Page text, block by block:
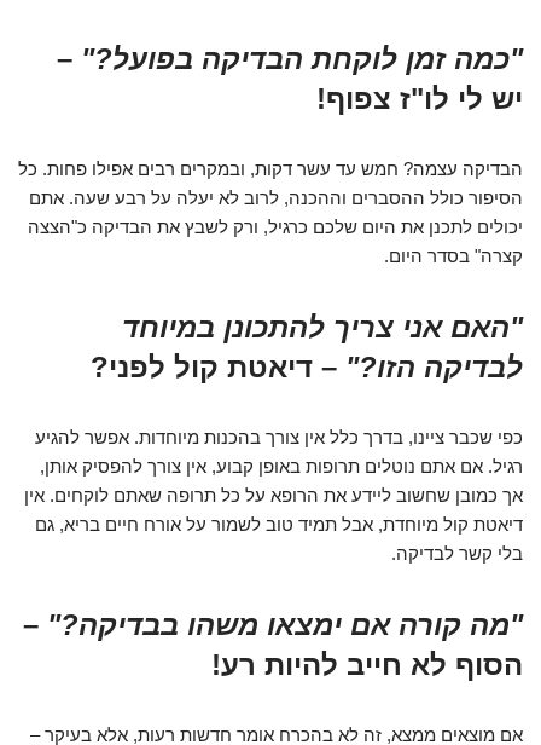
"כמה זמן לוקחת הבדיקה בפועל?" –
יש לי לו"ז צפוף!
הבדיקה עצמה? חמש עד עשר דקות, ובמקרים רבים אפילו פחות. כל
הסיפור כולל ההסברים וההכנה, לרוב לא יעלה על רבע שעה. אתם
יכולים לתכנן את היום שלכם כרגיל, ורק לשבץ את הבדיקה כ"הצצה
קצרה" בסדר היום.
"האם אני צריך להתכונן במיוחד
לבדיקה הזו?" – דיאטת קול לפני?
כפי שכבר ציינו, בדרך כלל אין צורך בהכנות מיוחדות. אפשר להגיע
רגיל. אם אתם נוטלים תרופות באופן קבוע, אין צורך להפסיק אותן,
אך כמובן שחשוב ליידע את הרופא על כל תרופה שאתם לוקחים. אין
דיאטת קול מיוחדת, אבל תמיד טוב לשמור על אורח חיים בריא, גם
בלי קשר לבדיקה.
"מה קורה אם ימצאו משהו בבדיקה?" –
הסוף לא חייב להיות רע!
אם מוצאים ממצא, זה לא בהכרח אומר חדשות רעות, אלא בעיקר –